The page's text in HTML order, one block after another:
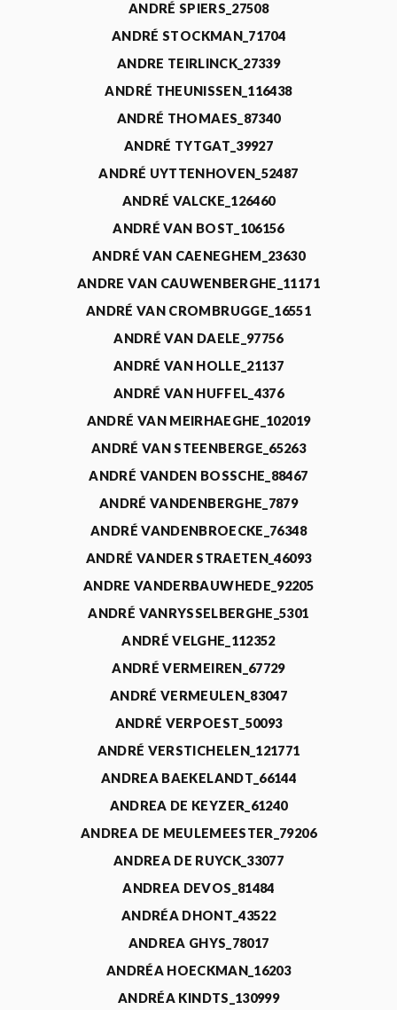
ANDRÉ SPIERS_27508
ANDRÉ STOCKMAN_71704
ANDRE TEIRLINCK_27339
ANDRÉ THEUNISSEN_116438
ANDRÉ THOMAES_87340
ANDRÉ TYTGAT_39927
ANDRÉ UYTTENHOVEN_52487
ANDRÉ VALCKE_126460
ANDRÉ VAN BOST_106156
ANDRÉ VAN CAENEGHEM_23630
ANDRE VAN CAUWENBERGHE_11171
ANDRÉ VAN CROMBRUGGE_16551
ANDRÉ VAN DAELE_97756
ANDRÉ VAN HOLLE_21137
ANDRÉ VAN HUFFEL_4376
ANDRÉ VAN MEIRHAEGHE_102019
ANDRÉ VAN STEENBERGE_65263
ANDRÉ VANDEN BOSSCHE_88467
ANDRÉ VANDENBERGHE_7879
ANDRÉ VANDENBROECKE_76348
ANDRÉ VANDER STRAETEN_46093
ANDRE VANDERBAUWHEDE_92205
ANDRÉ VANRYSSELBERGHE_5301
ANDRÉ VELGHE_112352
ANDRÉ VERMEIREN_67729
ANDRÉ VERMEULEN_83047
ANDRÉ VERPOEST_50093
ANDRÉ VERSTICHELEN_121771
ANDREA BAEKELANDT_66144
ANDREA DE KEYZER_61240
ANDREA DE MEULEMEESTER_79206
ANDREA DE RUYCK_33077
ANDREA DEVOS_81484
ANDRÉA DHONT_43522
ANDREA GHYS_78017
ANDRÉA HOECKMAN_16203
ANDRÉA KINDTS_130999